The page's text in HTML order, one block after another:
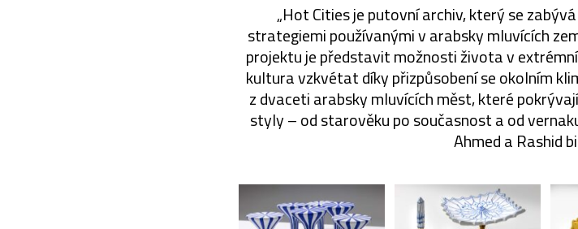
„Hot Cities je putovní archiv, který se
strategiemi používanými v arabsky mluvících
projektu je představit možnosti života v
kultura vzkvétat díky přizpůsobení se okolním
z dvaceti arabsky mluvících měst, které
styly – od starověku po současnost a od
Ahmed a Rashid